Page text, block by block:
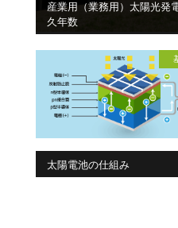
産業用（業務用）太陽光発
久年数
太陽電池の仕組み